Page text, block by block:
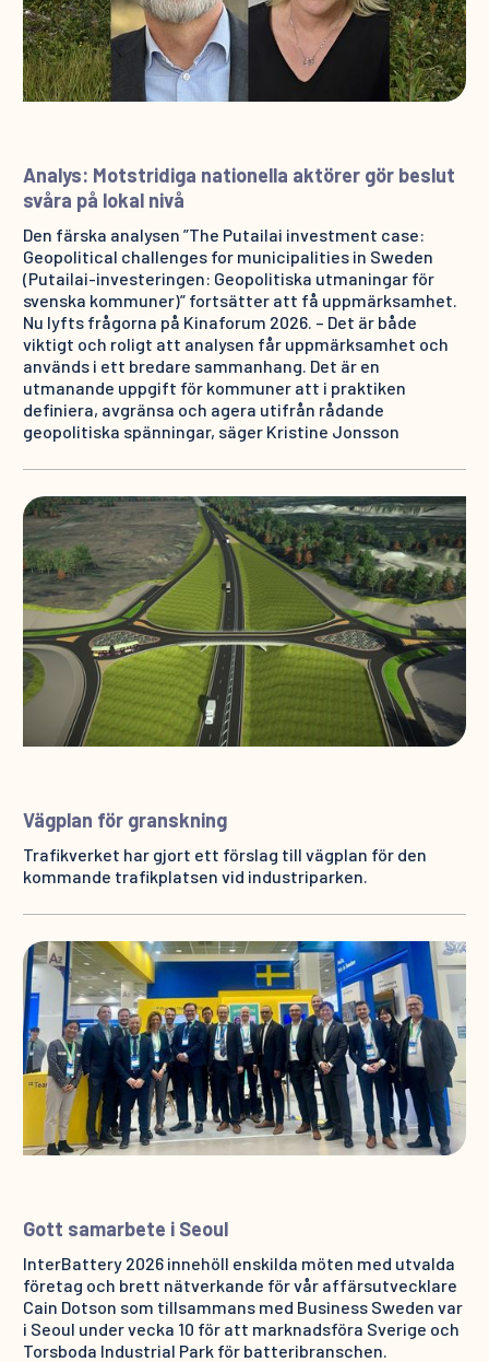
Analys: Motstridiga nationella aktörer gör beslut
svåra på lokal nivå
Den färska analysen ”The Putailai investment case:
Geopolitical challenges for municipalities in Sweden
(Putailai-investeringen: Geopolitiska utmaningar för
svenska kommuner)” fortsätter att få uppmärksamhet.
Nu lyfts frågorna på Kinaforum 2026. – Det är både
viktigt och roligt att analysen får uppmärksamhet och
används i ett bredare sammanhang. Det är en
utmanande uppgift för kommuner att i praktiken
definiera, avgränsa och agera utifrån rådande
geopolitiska spänningar, säger Kristine Jonsson
Vägplan för granskning
Trafikverket har gjort ett förslag till vägplan för den
kommande trafikplatsen vid industriparken.
Gott samarbete i Seoul
InterBattery 2026 innehöll enskilda möten med utvalda
företag och brett nätverkande för vår affärsutvecklare
Cain Dotson som tillsammans med Business Sweden var
i Seoul under vecka 10 för att marknadsföra Sverige och
Torsboda Industrial Park för batteribranschen.